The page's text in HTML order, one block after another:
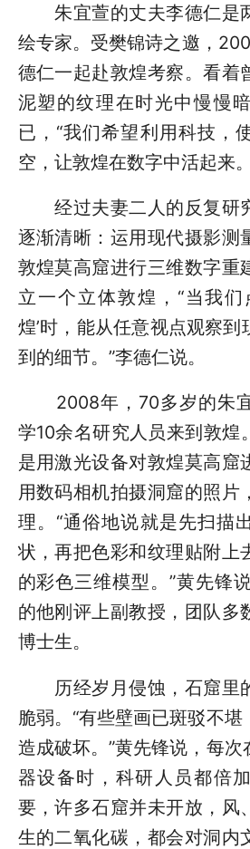
朱宜萱的丈夫李德仁是
绘专家。受樊锦诗之邀，
德仁一起赴敦煌考察。看着
泥塑的纹理在时光中慢慢
已，“我们希望利用科技，
空，让敦煌在数字中活起来。
经过夫妻二人的反复研
逐渐清晰：运用现代摄影测
敦煌莫高窟进行三维数字重
立一个立体敦煌，“当我们
煌’时，能从任意视点观察
到的细节。”李德仁说。
2008年，70多岁的朱宜
学10余名研究人员来到敦煌
是用激光设备对敦煌莫高窟
用数码相机拍摄洞窟的照片
理。“通俗地说就是先扫描
状，再把色彩和纹理贴附上
的彩色三维模型。”黄先锋
的他刚评上副教授，团队多
博士生。
历经岁月侵蚀，石窟里
脆弱。“有些壁画已斑驳不
造成破坏。”黄先锋说，每次
器设备时，科研人员都倍
要，许多石窟并未开放，风
生的二氧化碳，都会对洞内